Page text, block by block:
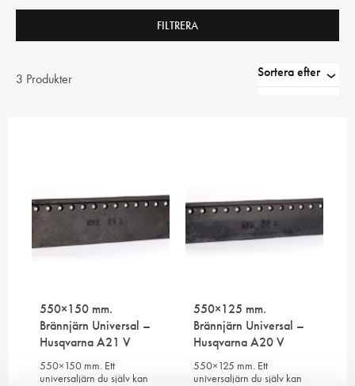
3 Produkter Sortera efter
550×150 mm.
Brännjärn Universal –
Husqvarna A21 V
550×150 mm. Ett
universaljärn du själv kan
550×125 mm.
Brännjärn Universal –
Husqvarna A20 V
550×125 mm. Ett
universaljärn du själv kan
FILTRERA